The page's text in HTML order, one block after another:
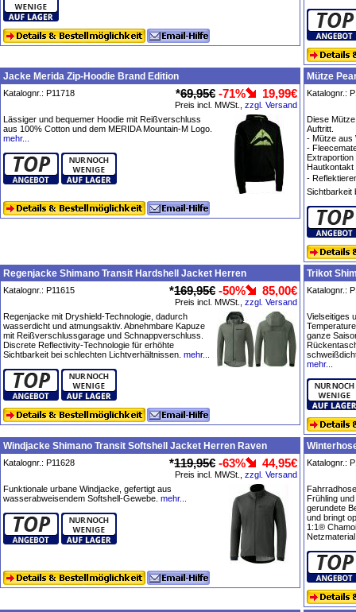
Jacke Merida Zip-Hoodie Brand Edition
Katalognr.: P11718 *69,95€ -71% 19,99€
Preis incl. MWSt., zzgl. Versand
Lässiger und bequemer Hoodie mit Reißverschluss
aus 100% Cotton und dem MERIDA Mountain-M Logo.
mehr...
Mütze
Katalognr.:
Diese
Auftritt.
- Mütze aus
-
Extraportion
Hautkontakt
-
Sichtbarkeit
Regenjacke Shimano Transit Hardshell Jacket Herren
Katalognr.: P11615 *169,95€ -50% 85,00€
Preis incl. MWSt., zzgl. Versand
Regenjacke mit Dryshield-Technologie, dadurch
wasserdicht und atmungsaktiv. Abnehmbare Kapuze
mit Reißverschlussgarage und Schnappverschluss.
Discrete Reflectivity-Technologie für erhöhte
Sichtbarkeit bei schlechten Lichtverhältnissen. mehr...
Trikot
Katalognr.:
Vielseitiges
ganze
mehr...
Windjacke Shimano Transit Softshell Jacket Herren Raven
Katalognr.: P11628 *119,95€ -63% 44,95€
Preis incl. MWSt., zzgl. Versand
Funktionale urbane Windjacke, gefertigt aus
wasserabweisendem Softshell-Gewebe. mehr...
Katalognr.:
Frühling
gerundete
und bringt
1:1®